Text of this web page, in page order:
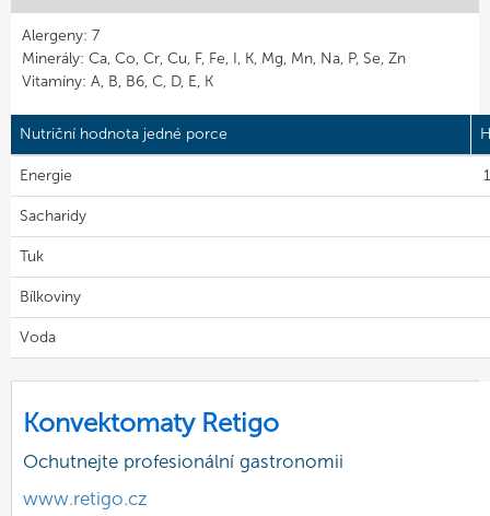
Alergeny: 7
Minerály: Ca, Co, Cr, Cu, F, Fe, I, K, Mg, Mn, Na, P, Se, Zn
Vitamíny: A, B, B6, C, D, E, K
Nutriční hodnota jedné porce
Energie
Sacharidy
Tuk
Bílkoviny
Voda
Konvektomaty Retigo
Ochutnejte profesionální gastronomii
www.retigo.cz